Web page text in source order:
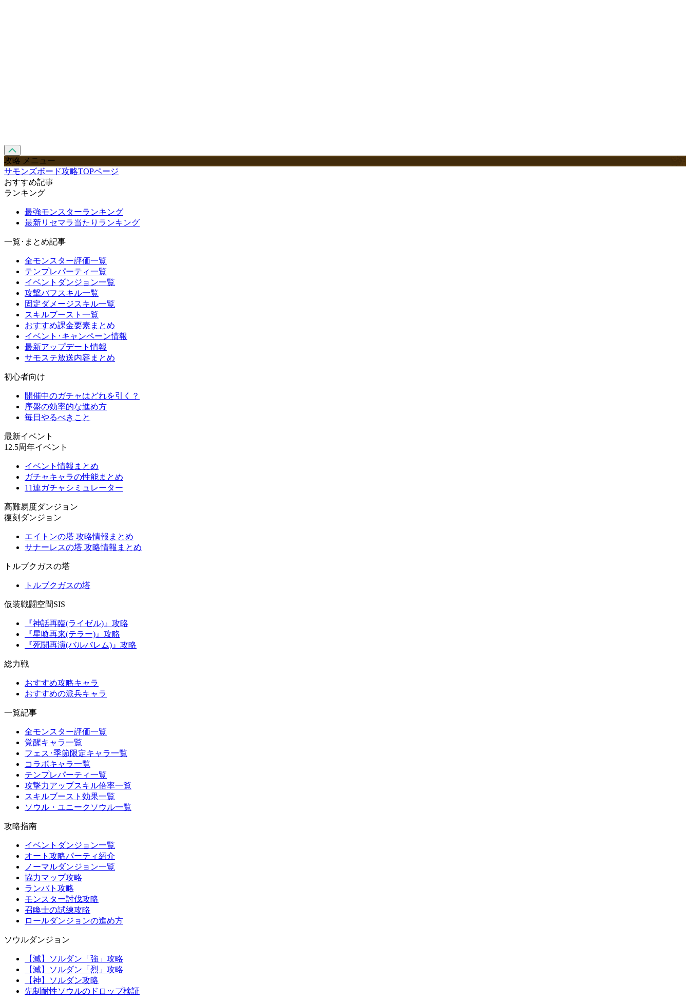
攻略 メニュー
サモンズボード攻略TOPページ
おすすめ記事
ランキング
最強モンスターランキング
最新リセマラ当たりランキング
一覧･まとめ記事
全モンスター評価一覧
テンプレパーティ一覧
イベントダンジョン一覧
攻撃バフスキル一覧
固定ダメージスキル一覧
スキルブースト一覧
おすすめ課金要素まとめ
イベント･キャンペーン情報
最新アップデート情報
サモステ放送内容まとめ
初心者向け
開催中のガチャはどれを引く？
序盤の効率的な進め方
毎日やるべきこと
最新イベント
12.5周年イベント
イベント情報まとめ
ガチャキャラの性能まとめ
11連ガチャシミュレーター
高難易度ダンジョン
復刻ダンジョン
エイトンの塔 攻略情報まとめ
サナーレスの塔 攻略情報まとめ
トルブクガスの塔
トルブクガスの塔
仮装戦闘空間SIS
『神話再臨(ライゼル)』攻略
『星喰再来(テラー)』攻略
『死闘再演(バルバレム)』攻略
総力戦
おすすめ攻略キャラ
おすすめの派兵キャラ
一覧記事
全モンスター評価一覧
覚醒キャラ一覧
フェス･季節限定キャラ一覧
コラボキャラ一覧
テンプレパーティ一覧
攻撃力アップスキル倍率一覧
スキルブースト効果一覧
ソウル・ユニークソウル一覧
攻略指南
イベントダンジョン一覧
オート攻略パーティ紹介
ノーマルダンジョン一覧
協力マップ攻略
ランバト攻略
モンスター討伐攻略
召喚士の試練攻略
ロールダンジョンの進め方
ソウルダンジョン
【滅】ソルダン「強」攻略
【滅】ソルダン「烈」攻略
【神】ソルダン攻略
先制耐性ソウルのドロップ検証